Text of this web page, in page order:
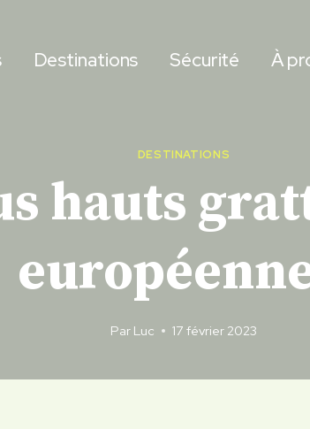
Destinations Sécurité À
DESTINATIONS
hauts
Par Luc 17 février 2023